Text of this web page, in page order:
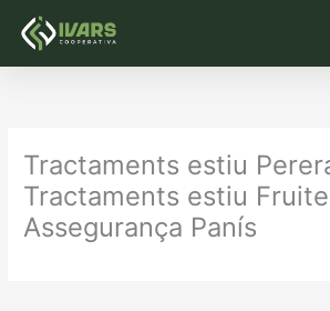
Tractaments estiu
Tractaments estiu
Assegurança Panís